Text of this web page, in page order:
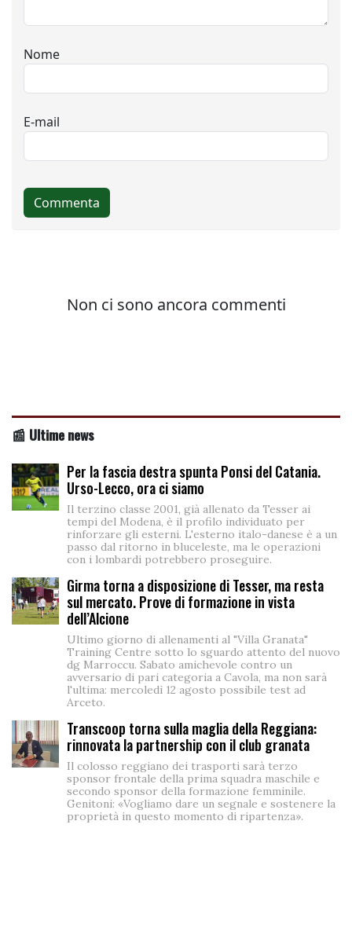
📰 Ultime news
Per la fascia destra spunta Ponsi del Catania.
Urso-Lecco, ora ci siamo
Il terzino classe 2001, già allenato da Tesser ai
tempi del Modena, è il profilo individuato per
rinforzare gli esterni. L'esterno italo-danese è a un
passo dal ritorno in bluceleste, ma le operazioni
con i lombardi potrebbero proseguire.
Girma torna a disposizione di Tesser, ma resta
sul mercato. Prove di formazione in vista
dell’Alcione
Ultimo giorno di allenamenti al "Villa Granata"
Training Centre sotto lo sguardo attento del nuovo
dg Marroccu. Sabato amichevole contro un
avversario di pari categoria a Cavola, ma non sarà
l'ultima: mercoledì 12 agosto possibile test ad
Arceto.
Transcoop torna sulla maglia della Reggiana:
rinnovata la partnership con il club granata
Il colosso reggiano dei trasporti sarà terzo
sponsor frontale della prima squadra maschile e
secondo sponsor della formazione femminile.
Genitoni: «Vogliamo dare un segnale e sostenere la
proprietà in questo momento di ripartenza».